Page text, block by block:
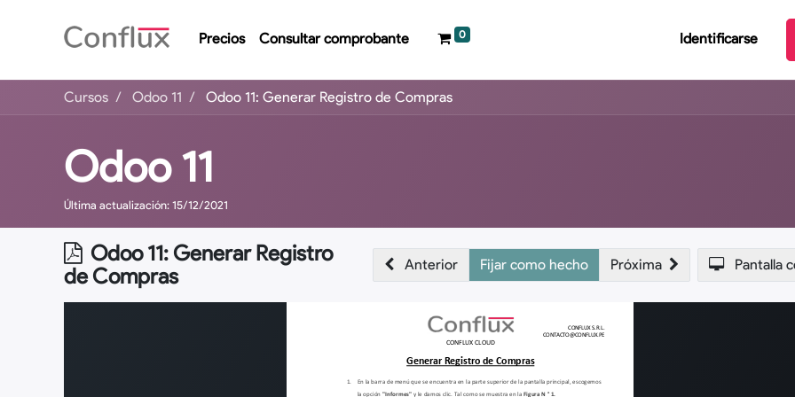
Precios Consultar comprobante 0 Identificarse
Cursos Odoo 11 Odoo 11: Generar Registro de Compras
Odoo 11
Última actualización: 15/12/2021
Odoo 11: Generar Registro
de Compras
Anterior Fijar como hecho Próxima Pantalla